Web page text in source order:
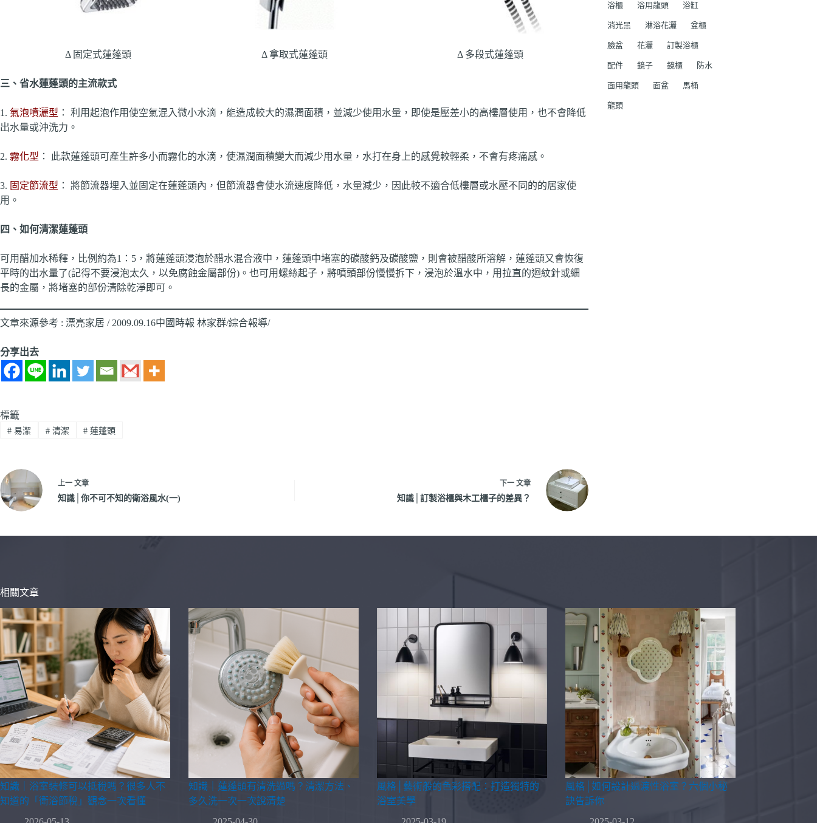
Δ 固定式蓮蓬頭 Δ 拿取式蓮蓬頭 Δ 多段式蓮蓬頭
三、省水蓮蓬頭的主流款式
1. 氣泡噴灑型 ： 利用起泡作用使空氣混入微小水滴，能造成較大的濕潤面積，並減少使用水量，即使是壓差小的高樓層使用，也不會降低
出水量或沖洗力。
2. 霧化型 ： 此款蓮蓬頭可產生許多小而霧化的水滴，使濕潤面積變大而減少用水量，水打在身上的感覺較輕柔，不會有疼痛感。
3. 固定節流型 ： 將節流器埋入並固定在蓮蓬頭內，但節流器會使水流速度降低，水量減少，因此較不適合低樓層或水壓不同的的居家使
用。
四、如何清潔蓮蓬頭
可用醋加水稀釋，比例約為1：5，將蓮蓬頭浸泡於醋水混合液中，蓮蓬頭中堵塞的碳酸鈣及碳酸鹽，則會被醋酸所溶解，蓮蓬頭又會恢復
平時的出水量了(記得不要浸泡太久，以免腐蝕金屬部份)。也可用螺絲起子，將噴頭部份慢慢拆下，浸泡於溫水中，用拉直的迴紋針或細
長的金屬，將堵塞的部份清除乾淨即可。
文章來源參考 : 漂亮家居 / 2009.09.16中國時報 林家群/綜合報導/
分享出去
標籤
#易潔 #清潔 # 蓮蓬頭
上一 文章
知識│你不可不知的衛浴風水(一)
下一 文章
知識│訂製浴櫃與木工櫃子的差異？
浴櫃 浴用龍頭 浴缸
消光黑 淋浴花灑 盆櫃
臉盆 花灑 訂製浴櫃
配件 鏡子 鏡櫃 防水
面用龍頭 面盆 馬桶
龍頭
相關文章
知識｜浴室裝修可以抵稅嗎？很多人不
知道的「衛浴節稅」觀念一次看懂
知識｜蓮蓬頭有清洗過嗎？清潔方法、
多久洗一次一次說清楚
風格│藝術般的色彩搭配：打造獨特的
浴室美學
風格│如何設計過渡性浴室？六個小秘
訣告訴你